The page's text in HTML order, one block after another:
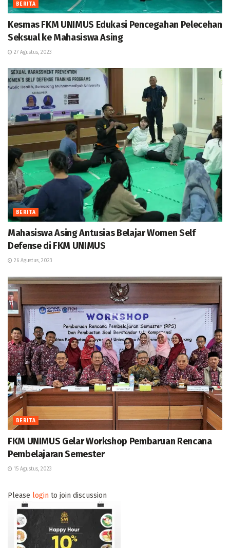
BERITA
Kesmas FKM UNIMUS Edukasi Pencegahan Pelecehan
Seksual ke Mahasiswa Asing
27 Agustus, 2023
BERITA
Mahasiswa Asing Antusias Belajar Women Self
Defense di FKM UNIMUS
26 Agustus, 2023
BERITA
FKM UNIMUS Gelar Workshop Pembaruan Rencana
Pembelajaran Semester
15 Agustus, 2023
Please login to join discussion